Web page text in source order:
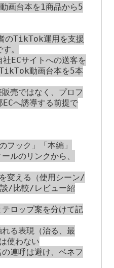
画台本を1商品から5
のTikTok運用を支援
。
ECサイトへの送客を
動画台本を5本
売ではなく、プロフ
へ誘導する前提で
ック」「本編」
ルのリンクから、
変える（使用シーン/
/比較/レビュー紹
ロップ案を分けて記
る表現（治る、最
使わない
連呼は避け、ベネフ